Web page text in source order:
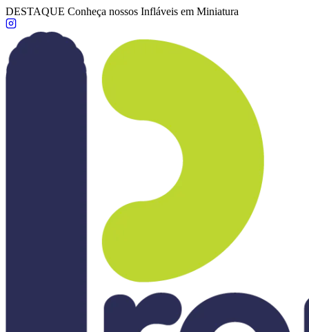
DESTAQUE Conheça nossos Infláveis em Miniatura